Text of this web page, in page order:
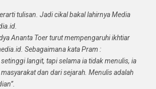
tulisan. Jadi cikal bakal lahirnya Media
Ananta Toer turut mempengaruhi ikhtiar
Sebagaimana kata Pram :
langit, tapi selama ia tidak menulis, ia
dan dari sejarah. Menulis adalah